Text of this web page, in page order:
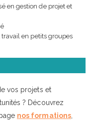
en gestion de projet et
en petits groupes
vos projets et
? Découvrez
nos formations,